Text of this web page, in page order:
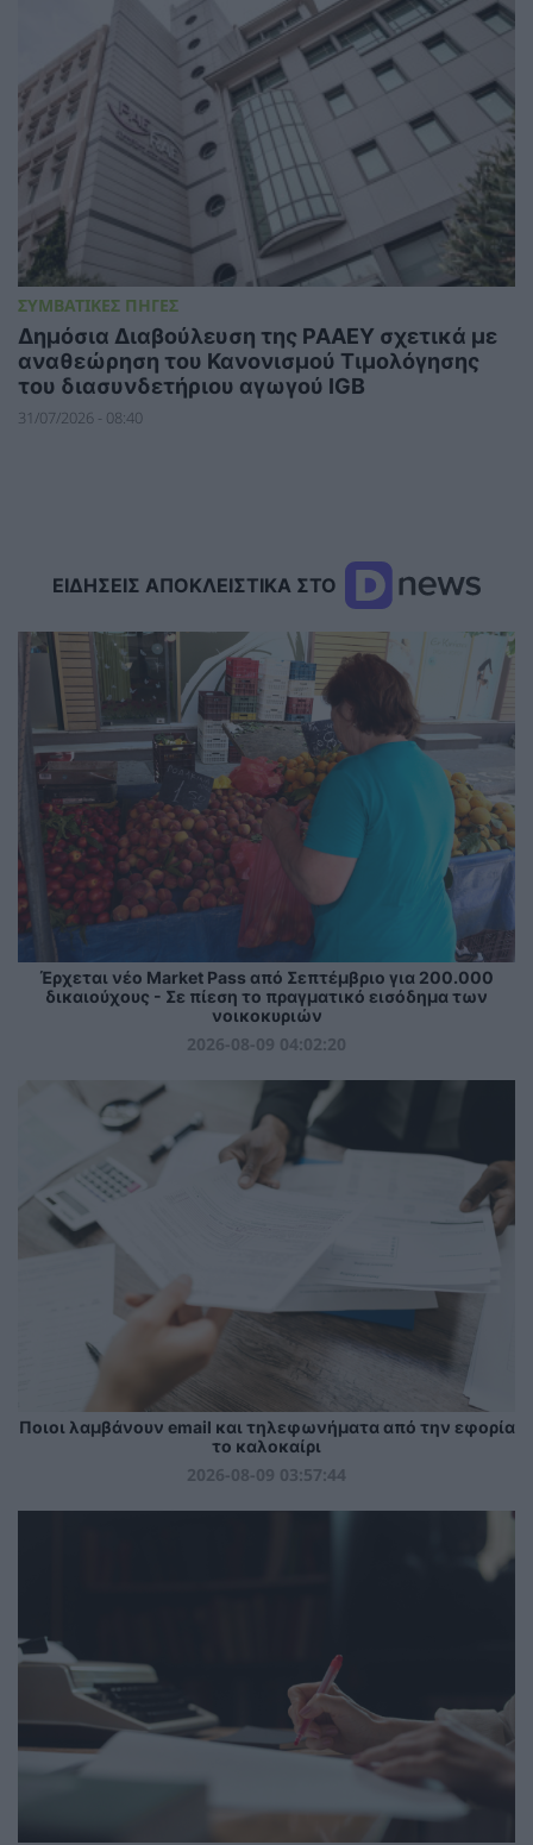
ΣΥΜΒΑΤΙΚΕΣ ΠΗΓΕΣ
Δημόσια Διαβούλευση της ΡΑΑΕΥ σχετικά με
αναθεώρηση του Κανονισμού Τιμολόγησης
του διασυνδετήριου αγωγού IGB
31/07/2026 - 08:40
ΕΙΔΗΣΕΙΣ ΑΠΟΚΛΕΙΣΤΙΚΑ ΣΤΟ
Έρχεται νέο Market Pass από Σεπτέμβριο για 200.000
δικαιούχους - Σε πίεση το πραγματικό εισόδημα των
νοικοκυριών
2026-08-09 04:02:20
Ποιοι λαμβάνουν email και τηλεφωνήματα από την εφορία
το καλοκαίρι
2026-08-09 03:57:44